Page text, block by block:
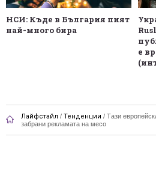
НСИ: Къде в България пият
най-много бира
е
Лайфстайл / Тенденции / Тази
забрани рекламата на месо